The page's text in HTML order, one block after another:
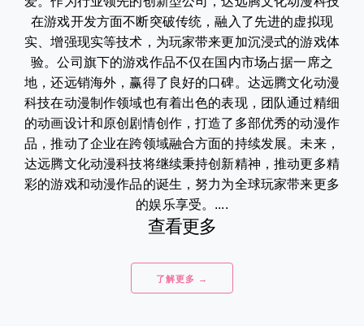
在游戏开发方面不断突破传统，融入了先进的虚拟现
实、增强现实等技术，为玩家带来更加沉浸式的游戏体
验。公司旗下的游戏作品不仅在国内市场占据一席之
地，还远销海外，赢得了良好的口碑。达远腾文化动漫
科技在动漫制作领域也有着出色的表现，团队通过精细
的动画设计和原创剧情创作，打造了多部优秀的动漫作
品，推动了企业在跨领域融合方面的持续发展。未来，
达远腾文化动漫科技将继续秉持创新精神，推动更多精
彩的游戏和动漫作品的诞生，努力为全球玩家带来更多
的娱乐享受。....
查看更多
了解更多 →